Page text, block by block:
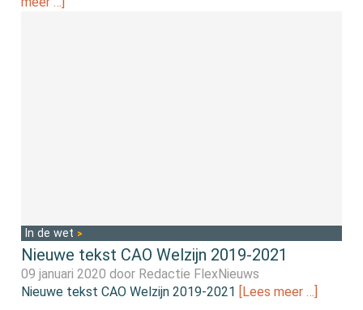
In de wet
Nieuwe tekst CAO Welzijn 2019-2021
09 januari 2020 door Redactie FlexNieuws
Nieuwe tekst CAO Welzijn 2019-2021 [Lees meer …]